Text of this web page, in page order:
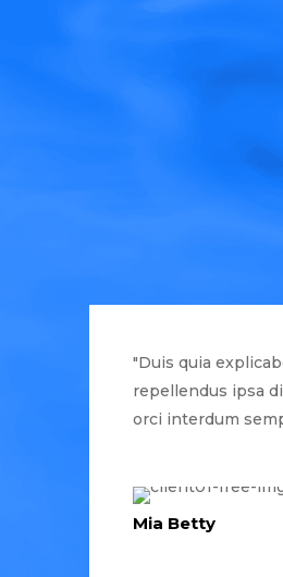
"Duis quia
repellendus ipsa
orci interdum
Mia Betty